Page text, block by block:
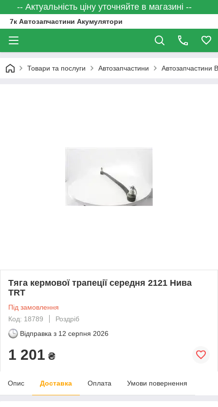
-- Актуальність ціну уточняйте в магазині --
7к Автозапчастини Акумулятори
Товари та послуги Автозапчастини Автозапчастини
Тяга кермової трапеції середня 2121 Нива
TRT
Під замовлення
Код: 18789
Роздріб
Відправка з 12 серпня 2026
1 201 ₴
Опис Доставка Оплата Умови повернення